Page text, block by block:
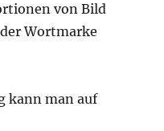
von Bild
Wortmarke
kann man auf